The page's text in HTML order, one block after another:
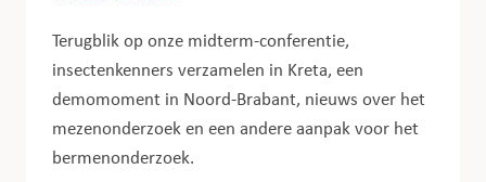
Terugblik op onze midterm-conferentie,
insectenkenners verzamelen in Kreta, een
demomoment in Noord-Brabant, nieuws over het
mezenonderzoek en een andere aanpak voor het
bermenonderzoek.